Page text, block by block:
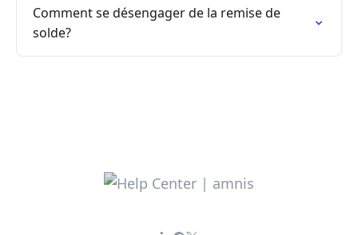
Comment se désengager de la remise de
solde?